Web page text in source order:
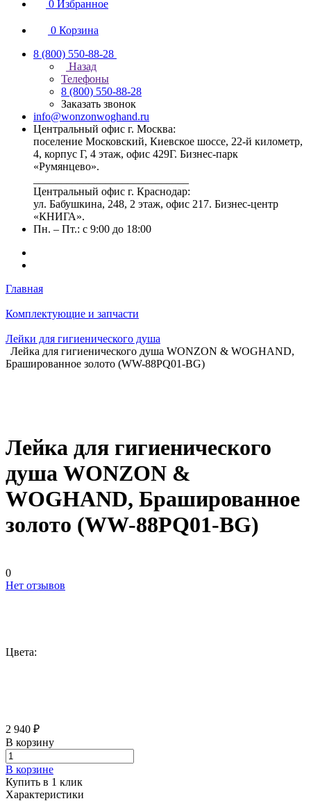
0 Избранное
0 Корзина
8 (800) 550-88-28
Назад
Телефоны
8 (800) 550-88-28
Заказать звонок
info@wonzonwoghand.ru
Центральный офис г. Москва:
поселение Московский, Киевское шоссе, 22-й километр,
4, корпус Г, 4 этаж, офис 429Г. Бизнес-парк
«Румянцево».
Центральный офис г. Краснодар:
ул. Бабушкина, 248, 2 этаж, офис 217. Бизнес-центр
«КНИГА».
Пн. – Пт.: с 9:00 до 18:00
Главная
Комплектующие и запчасти
Лейки для гигиенического душа
Лейка для гигиенического душа WONZON & WOGHAND,
Брашированное золото (WW-88PQ01-BG)
Лейка для гигиенического
душа WONZON &
WOGHAND, Брашированное
золото (WW-88PQ01-BG)
0
Нет отзывов
Цвета:
2 940 ₽
В корзину
В корзине
Купить в 1 клик
Характеристики